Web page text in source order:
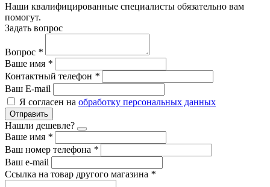
Наши квалифицированные специалисты обязательно вам
помогут.
Задать вопрос
Вопрос *
Ваше имя *
Контактный телефон *
Ваш E-mail
Я согласен на обработку персональных данных
Отправить
Нашли дешевле?
Ваше имя *
Ваш номер телефона *
Ваш e-mail
Ссылка на товар другого магазина *